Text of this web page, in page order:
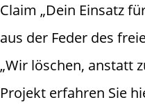
Claim „Dein Einsatz
aus der Feder des
„Wir löschen, anstatt
Projekt erfahren Sie